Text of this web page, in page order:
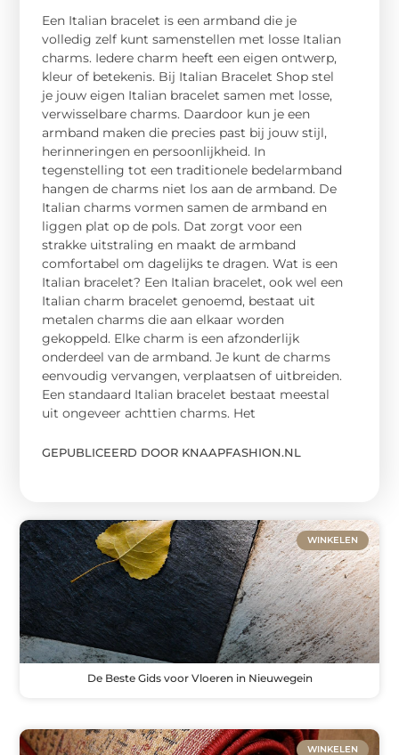
Een Italian bracelet is een armband die je
volledig zelf kunt samenstellen met losse Italian
charms. Iedere charm heeft een eigen ontwerp,
kleur of betekenis. Bij Italian Bracelet Shop stel
je jouw eigen Italian bracelet samen met losse,
verwisselbare charms. Daardoor kun je een
armband maken die precies past bij jouw stijl,
herinneringen en persoonlijkheid. In
tegenstelling tot een traditionele bedelarmband
hangen de charms niet los aan de armband. De
Italian charms vormen samen de armband en
liggen plat op de pols. Dat zorgt voor een
strakke uitstraling en maakt de armband
comfortabel om dagelijks te dragen. Wat is een
Italian bracelet? Een Italian bracelet, ook wel een
Italian charm bracelet genoemd, bestaat uit
metalen charms die aan elkaar worden
gekoppeld. Elke charm is een afzonderlijk
onderdeel van de armband. Je kunt de charms
eenvoudig vervangen, verplaatsen of uitbreiden.
Een standaard Italian bracelet bestaat meestal
uit ongeveer achttien charms. Het
GEPUBLICEERD DOOR KNAAPFASHION.NL
WINKELEN
De Beste Gids voor Vloeren in Nieuwegein
WINKELEN